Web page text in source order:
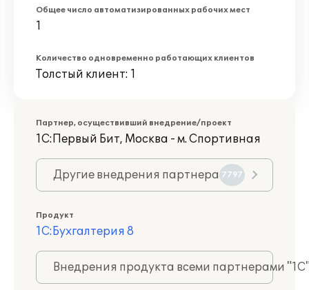
Общее число автоматизированных рабочих мест
1
Количество одновременно работающих клиентов
Толстый клиент: 1
Партнер, осуществивший внедрение/проект
1С:Первый Бит, Москва - м. Спортивная
Другие внедрения партнера 7797
Продукт
1С:Бухгалтерия 8
Внедрения продукта всеми партнерами